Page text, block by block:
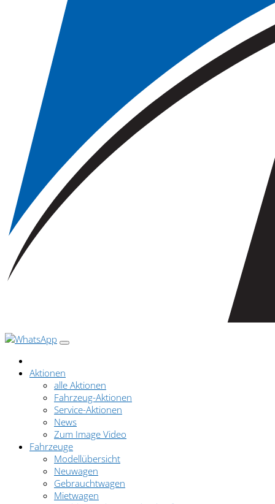
Aktionen
alle Aktionen
Fahrzeug-Aktionen
Service-Aktionen
News
Zum Image Video
Fahrzeuge
Modellübersicht
Neuwagen
Gebrauchtwagen
Mietwagen